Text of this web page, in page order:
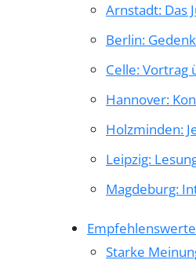
Arnstadt: Das
Berlin:
Celle: Vortrag
Hannover:
Holzminden:
Leipzig:
Magdeburg:
Starke